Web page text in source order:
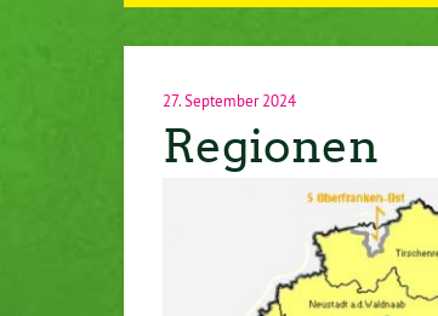
27. September 2024
Regionen